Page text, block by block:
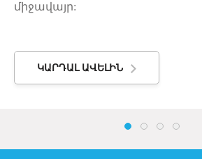
միջավայր:
ԿԱՐԴԱԼ ԱՎԵԼԻՆ